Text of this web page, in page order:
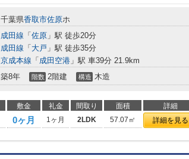
千葉県香取市佐原ホ
成田線 「 佐原 」駅 徒歩20分
成田線 「 大戸 」駅 徒歩35分
京成本線 「 成田空港 」駅 車39分 21.9km
築8年 階数 2階建 構造 木造
敷金 礼金 間取り 面積 詳細
0ヶ月 1ヶ月 2LDK 57.07㎡ 詳細を見る